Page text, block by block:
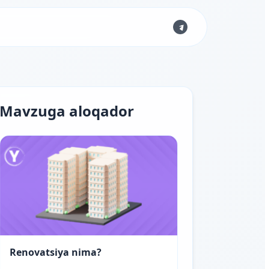
Mavzuga aloqador
Renovatsiya nima?